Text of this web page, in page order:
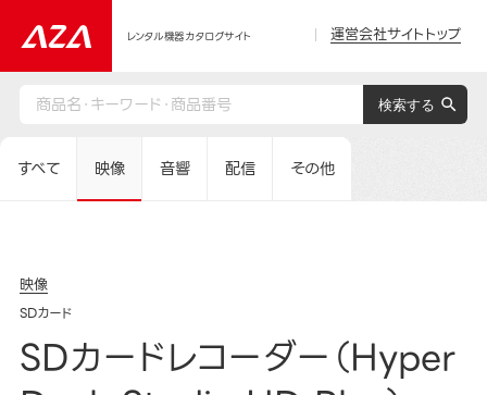
レンタル機器カタログサイト 運営会社サイトトップ
すべて 映像 音響 配信 その他
映像
SDカード
SDカードレコーダー（Hyper